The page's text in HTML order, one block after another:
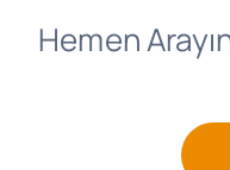
Hemen